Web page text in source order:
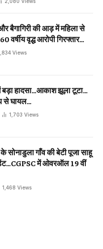
बैगागिरी की आड़ में महिला से
वर्षीय वृद्ध आरोपी गिरफ्तार…
Views
बड़ा हादसा…आकाश झूला टूटा…
से घायल…
1,703 Views
सोनाडुला गाँव की बेटी पूजा साहू
में ओवरऑल 19 वीं
1,468 Views